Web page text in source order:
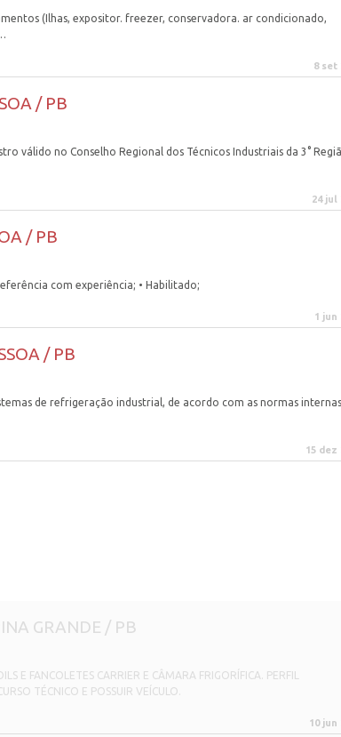
(Ilhas, expositor. freezer, conservadora. ar condicionado,
8 set
/ PB
válido no Conselho Regional dos Técnicos Industriais da 3°
24 jul
/ PB
com experiência; • Habilitado;
1 jun
/ PB
de refrigeração industrial, de acordo com as normas
15 dez
GRANDE / PB
E FANCOLETES CARRIER E CÂMARA FRIGORÍFICA. PERFIL
TÉCNICO E POSSUIR VEÍCULO.
10 jun